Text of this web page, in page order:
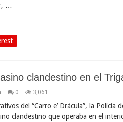
…
clandestino en el
0 3,061
del “Carro e’ Drácula”, la Policía
clandestino que operaba en el